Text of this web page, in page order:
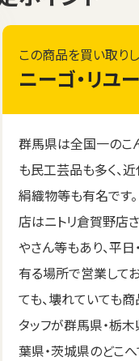
この商品を買い取り
ニーゴ・リユ
群馬県は全国一のこ
も民工芸品も多く、
絹織物等も有名です
店はニトリ倉賀野店
やさん等もあり、平
有る場所で営業して
ても、壊れていても
タッフが群馬県・栃木
葉県・茨城県のどこ